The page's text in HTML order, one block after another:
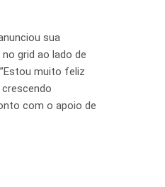
sua
grid ao lado de
muito feliz
com o apoio de